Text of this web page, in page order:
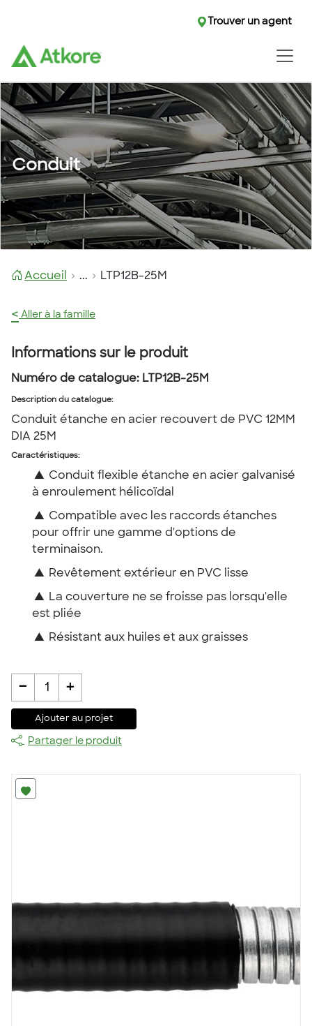
Trouver un agent
Conduit
Accueil ... LTP12B-25M
< Aller à la famille
Informations sur le produit
Numéro de catalogue: LTP12B-25M
Description du catalogue:
Conduit étanche en acier recouvert de PVC 12MM
DIA 25M
Caractéristiques:
▲ Conduit flexible étanche en acier galvanisé
à enroulement hélicoïdal
▲ Compatible avec les raccords étanches
pour offrir une gamme d'options de
terminaison.
▲ Revêtement extérieur en PVC lisse
▲ La couverture ne se froisse pas lorsqu'elle
est pliée
▲ Résistant aux huiles et aux graisses
- 1 +
Ajouter au projet
Partager le produit